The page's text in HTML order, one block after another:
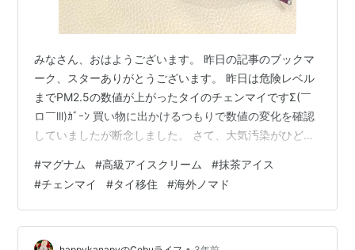
みなさん、おはようございます。 昨日の記事のブックマ
ーク、スターありがとうございます。 昨日は危険レベル
までPM2.5の数値が上がったタイのチェンマイですΣ(￣
ロ￣lll)ｶﾞｰﾝ 買い物に出かけるつもりで数値の変化を確認
していましたが断念しました。 さて、大気汚染がひどい
ールダウンしたくなります。 先週セブンイレブンに電気
料金の支払いに行った時に日本未発売＆世界で一番売れ
ている高級志向のアイス、マグナムに抹茶が出ているの
を見つけて買って来ました。 www.happykanapy.com
#マグナム #高級アイスクリーム #抹茶アイス
#チェンマイ #タイ移住 #海外ノマド